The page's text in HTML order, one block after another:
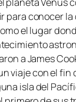
para conocer
el lugar
a James
viaje con el fin
isla del